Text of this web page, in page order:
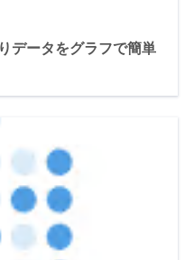
データをグラフで簡単